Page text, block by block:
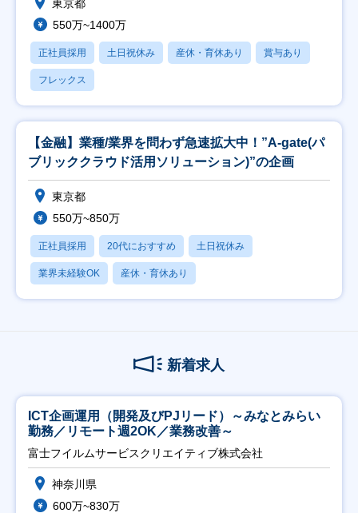
東京都
550万~1400万
正社員採用 土日祝休み 産休・育休あり 賞与あり
フレックス
【金融】業種/業界を問わず急速拡大中！”A-gate(パ
ブリッククラウド活用ソリューション)”の企画
東京都
550万~850万
正社員採用 20代におすすめ 土日祝休み
業界未経験OK 産休・育休あり
新着求人
ICT企画運用（開発及びPJリード）～みなとみらい
勤務／リモート週2OK／業務改善～
富士フイルムサービスクリエイティブ株式会社
神奈川県
600万~830万